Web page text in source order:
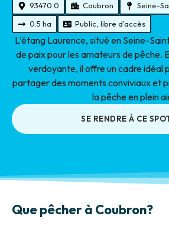
93470.0 Coubron
Seine-
0.5 ha
Public, libre d'accès
L’étang Laurence, situé en Seine-
de paix pour les amateurs de pêche.
verdoyante, il offre un cadre idéal
partager des moments conviviaux et
la pêche en plein
SE RENDRE À CE
Que pêcher à Coubron?